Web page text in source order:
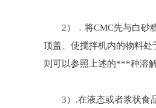
2）．将CMC先与白砂糖
顶盖、使搅拌机内的物料
则可以参照上述的***种溶解
3）.在液态或者浆状食品